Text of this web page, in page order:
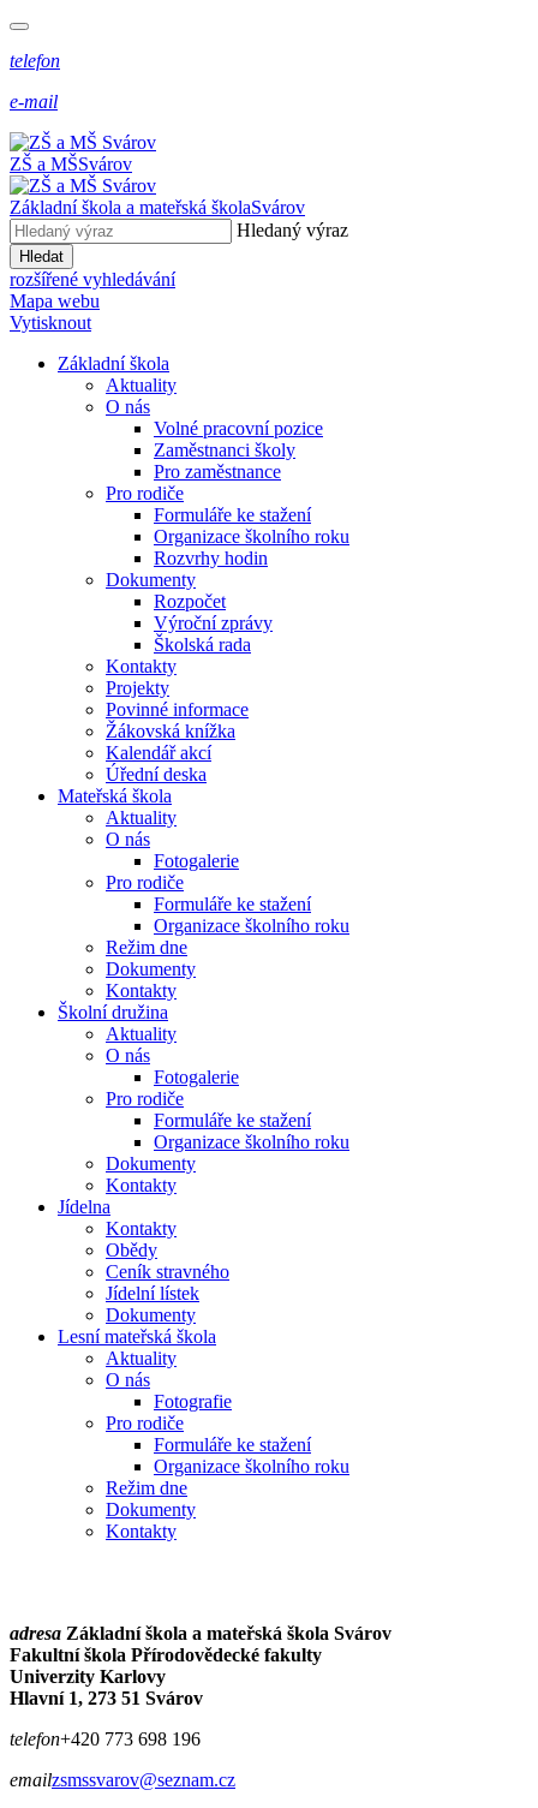
telefon
e-mail
ZŠ a MŠSvárov
Základní škola a mateřská školaSvárov
Hledaný výraz
Hledat
rozšířené vyhledávání
Mapa webu
Vytisknout
Základní škola
Aktuality
O nás
Volné pracovní pozice
Zaměstnanci školy
Pro zaměstnance
Pro rodiče
Formuláře ke stažení
Organizace školního roku
Rozvrhy hodin
Dokumenty
Rozpočet
Výroční zprávy
Školská rada
Kontakty
Projekty
Povinné informace
Žákovská knížka
Kalendář akcí
Úřední deska
Mateřská škola
Aktuality
O nás
Fotogalerie
Pro rodiče
Formuláře ke stažení
Organizace školního roku
Režim dne
Dokumenty
Kontakty
Školní družina
Aktuality
O nás
Fotogalerie
Pro rodiče
Formuláře ke stažení
Organizace školního roku
Dokumenty
Kontakty
Jídelna
Kontakty
Obědy
Ceník stravného
Jídelní lístek
Dokumenty
Lesní mateřská škola
Aktuality
O nás
Fotografie
Pro rodiče
Formuláře ke stažení
Organizace školního roku
Režim dne
Dokumenty
Kontakty
adresa Základní škola a mateřská škola Svárov
Fakultní škola Přírodovědecké fakulty
Univerzity Karlovy
Hlavní 1, 273 51 Svárov
telefon+420 773 698 196
emailzsmssvarov@seznam.cz